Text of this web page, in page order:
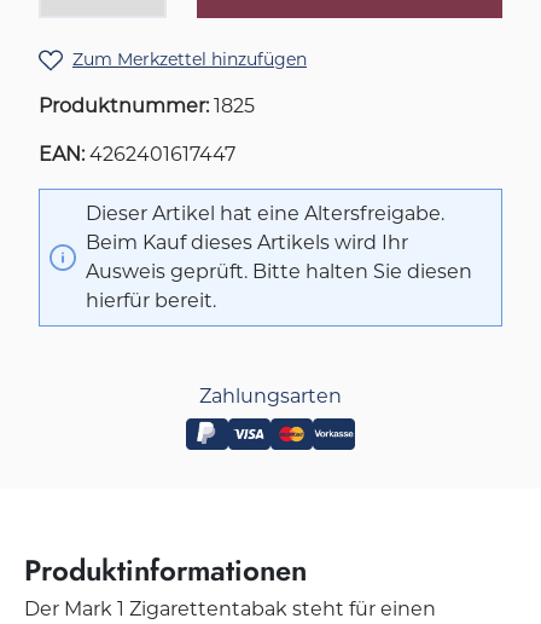
Zum Merkzettel hinzufügen
Produktnummer: 1825
EAN: 4262401617447
Dieser Artikel hat eine Altersfreigabe.
Beim Kauf dieses Artikels wird Ihr
Ausweis geprüft. Bitte halten Sie diesen
hierfür bereit.
Zahlungsarten
Produktinformationen
Der Mark 1 Zigarettentabak steht für einen